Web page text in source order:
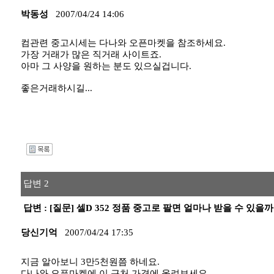
박동성 2007/04/24 14:06
컴관련 중고시세는 다나와 오픈마켓을 참조하세요.
가장 거래가 많은 직거래 사이트죠.
아마 그 사양을 원하는 분도 있으실겁니다.
좋은거래하시길...
답변 2
답변 : [질문] 셀D 352 정품 중고로 팔면 얼마나 받을 수 있을
당신기억 2007/04/24 17:35
지금 알아보니 3만5천원쯤 하네요.